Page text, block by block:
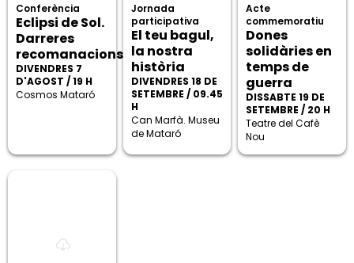
Conferència
Eclipsi de Sol.
Darreres
recomanacions
DIVENDRES 7
D'AGOST / 19 H
Cosmos Mataró
Jornada
participativa
El teu bagul,
la nostra
història
DIVENDRES 18 DE
SETEMBRE / 09.45
H
Can Marfà. Museu
de Mataró
Acte
commemoratiu
Dones
solidàries en
temps de
guerra
DISSABTE 19 DE
SETEMBRE / 20 H
Teatre del Cafè
Nou